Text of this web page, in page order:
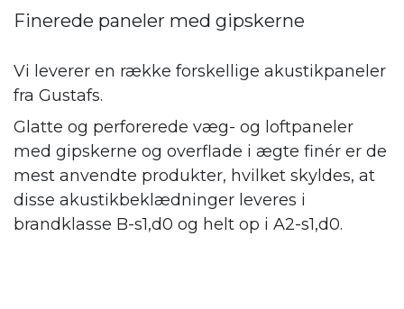
Finerede paneler med gipskerne
Vi leverer en række forskellige akustikpaneler
fra Gustafs.
Glatte og perforerede væg- og loftpaneler
med gipskerne og overflade i ægte finér er de
mest anvendte produkter, hvilket skyldes, at
disse akustikbeklædninger leveres i
brandklasse B-s1,d0 og helt op i A2-s1,d0.